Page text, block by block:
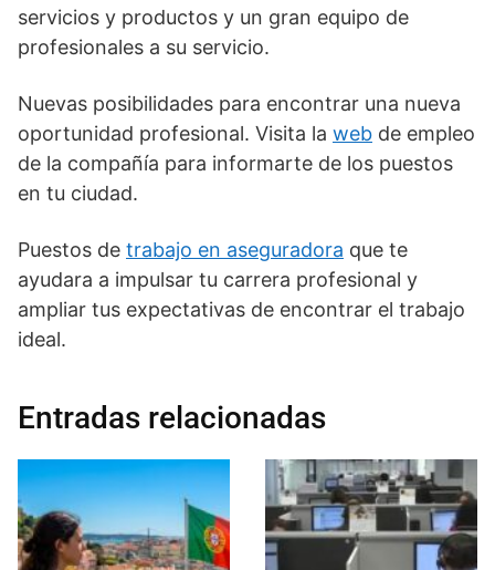
servicios y productos y un gran equipo de
profesionales a su servicio.
Nuevas posibilidades para encontrar una nueva
oportunidad profesional. Visita la web de empleo
de la compañía para informarte de los puestos
en tu ciudad.
Puestos de trabajo en aseguradora que te
ayudara a impulsar tu carrera profesional y
ampliar tus expectativas de encontrar el trabajo
ideal.
Entradas relacionadas